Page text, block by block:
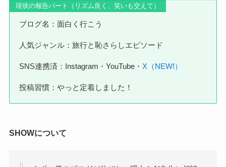
現状の報告パート（リズム良く、笑いも交えて）
ブログ名：面白く行こう
人気ジャンル：旅行と恥さらしエピソード
SNS連携済：Instagram・YouTube・ X（NEW!）
投稿習慣：やっと定着しました！
SHOWについて